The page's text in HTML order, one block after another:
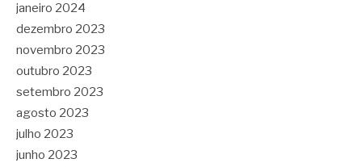
janeiro 2024
dezembro 2023
novembro 2023
outubro 2023
setembro 2023
agosto 2023
julho 2023
junho 2023